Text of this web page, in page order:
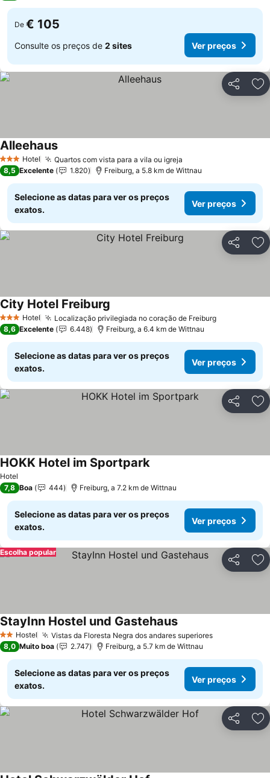
De € 105
Consulte os preços de 2 sites Ver preços
Partilhar
3 EstrelasHotel Quartos com vista para a vila ou igreja
Alleehaus
8,5 Excelente 1.820 Freiburg, a 5.8 km de Wittnau
Selecione as datas para ver os preços
exatos.
Ver preços
Partilhar
3 EstrelasHotel Localização privilegiada no coração de Freiburg
City Hotel Freiburg
8,6 Excelente 6.448 Freiburg, a 6.4 km de Wittnau
Selecione as datas para ver os preços
exatos.
Ver preços
Partilhar
Hotel
HOKK Hotel im Sportpark
7,8 Boa 444 Freiburg, a 7.2 km de Wittnau
Selecione as datas para ver os preços
exatos.
Ver preços
Partilhar
Escolha popular
2 Estrelas
Hostel Vistas da Floresta Negra dos andares superiores
StayInn Hostel und Gastehaus
8,0 Muito boa 2.747 Freiburg, a 5.7 km de Wittnau
Selecione as datas para ver os preços
exatos.
Ver preços
Partilhar